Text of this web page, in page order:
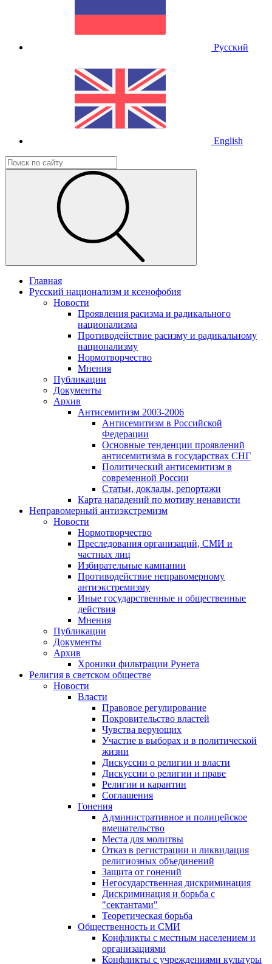
Русский
English
Главная
Русский национализм и ксенофобия
Новости
Проявления расизма и радикального
национализма
Противодействие расизму и радикальному
национализму
Нормотворчество
Мнения
Публикации
Документы
Архив
Антисемитизм 2003-2006
Антисемитизм в Российской
Федерации
Основные тенденции проявлений
антисемитизма в государствах СНГ
Политический антисемитизм в
современной России
Статьи, доклады, репортажи
Карта нападений по мотиву ненависти
Неправомерный антиэкстремизм
Новости
Нормотворчество
Преследования организаций, СМИ и
частных лиц
Избирательные кампании
Противодействие неправомерному
антиэкстремизму
Иные государственные и общественные
действия
Мнения
Публикации
Документы
Архив
Хроники фильтрации Рунета
Религия в светском обществе
Новости
Власти
Правовое регулирование
Покровительство властей
Чувства верующих
Участие в выборах и в политической
жизни
Дискуссии о религии и власти
Дискуссии о религии и праве
Религии и карантин
Соглашения
Гонения
Административное и полицейское
вмешательство
Места для молитвы
Отказ в регистрации и ликвидация
религиозных объединений
Защита от гонений
Негосударственная дискриминация
Дискриминация и борьба с
"сектантами"
Теоретическая борьба
Общественность и СМИ
Конфликты с местным населением и
организациями
Конфликты с учреждениями культуры